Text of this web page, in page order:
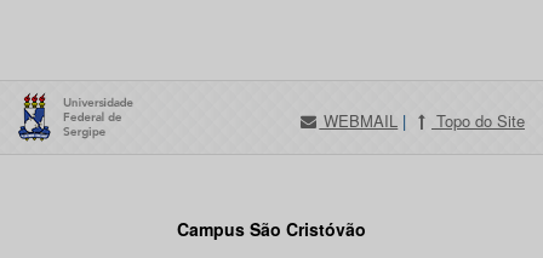
WEBMAIL | Topo do Site
Campus São Cristóvão